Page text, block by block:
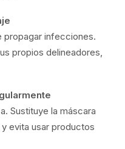
propagar infecciones.
propios delineadores,
Sustituye la máscara
evita usar productos